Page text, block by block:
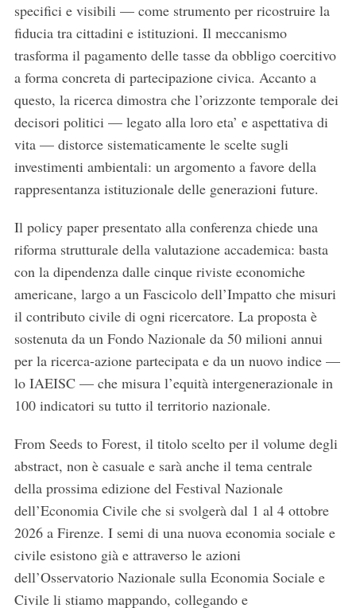
specifici e visibili — come strumento per ricostruire la
fiducia tra cittadini e istituzioni. Il meccanismo
trasforma il pagamento delle tasse da obbligo coercitivo
a forma concreta di partecipazione civica. Accanto a
questo, la ricerca dimostra che l’orizzonte temporale dei
decisori politici — legato alla loro eta’ e aspettativa di
vita — distorce sistematicamente le scelte sugli
investimenti ambientali: un argomento a favore della
rappresentanza istituzionale delle generazioni future.
Il policy paper presentato alla conferenza chiede una
riforma strutturale della valutazione accademica: basta
con la dipendenza dalle cinque riviste economiche
americane, largo a un Fascicolo dell’Impatto che misuri
il contributo civile di ogni ricercatore. La proposta è
sostenuta da un Fondo Nazionale da 50 milioni annui
per la ricerca-azione partecipata e da un nuovo indice —
lo IAEISC — che misura l’equità intergenerazionale in
100 indicatori su tutto il territorio nazionale.
From Seeds to Forest, il titolo scelto per il volume degli
abstract, non è casuale e sarà anche il tema centrale
della prossima edizione del Festival Nazionale
dell’Economia Civile che si svolgerà dal 1 al 4 ottobre
2026 a Firenze. I semi di una nuova economia sociale e
civile esistono già e attraverso le azioni
dell’Osservatorio Nazionale sulla Economia Sociale e
Civile li stiamo mappando, collegando e
S
e
a
r
c
h
f